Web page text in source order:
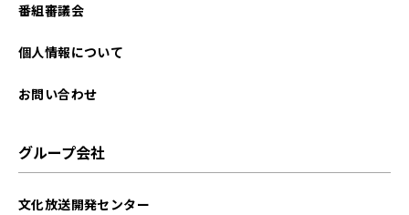
番組審議会
個人情報について
お問い合わせ
グループ会社
文化放送開発センター